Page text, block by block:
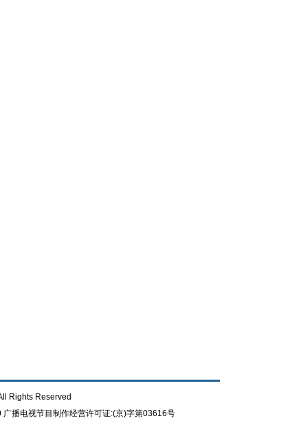
Rights Reserved
广播电视节目制作经营许可证:(京)字第03616号